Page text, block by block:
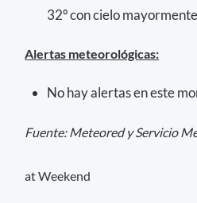
32º con cielo
Alertas meteorológicas:
No hay alertas en este
Fuente: Meteored y Servicio
at Weekend